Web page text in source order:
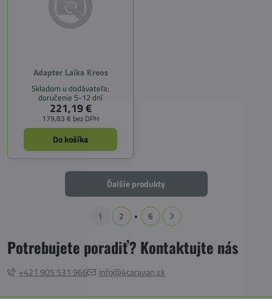
Adapter Laika Kreos
Skladom u dodávateľa:
doručenie 5-12 dní
221,19 €
179,83 € bez DPH
Do košíka
Ďalšie produkty
1 2 6
Potrebujete poradiť? Kontaktujte nás
+421 905 531 966 info@4caravan.sk